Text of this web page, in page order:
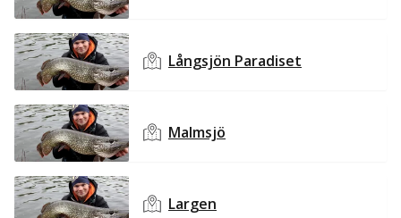
Långsjön Paradiset
Malmsjö
Largen